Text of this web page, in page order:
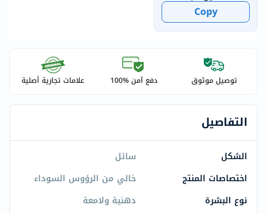
Copy
توصيل موثوق دفع آمن %100 علامات تجارية أصلية
التفاصيل
الشكل
سائل
اختصاصات المنتج
خالي من الرؤوس السوداء
نوع البشرة
دهنية ولامعة